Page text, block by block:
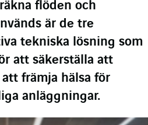
flöden och
är de tre
tekniska lösning som
att säkerställa att
främja hälsa för
anläggningar.